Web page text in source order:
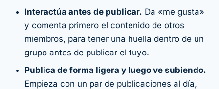
Interactúa antes de publicar. Da «me gusta»
y comenta primero el contenido de otros
miembros, para tener una huella dentro de un
grupo antes de publicar el tuyo.
Publica de forma ligera y luego ve subiendo.
Empieza con un par de publicaciones al día,